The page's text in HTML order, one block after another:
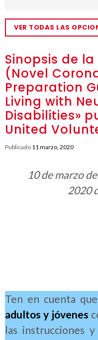
Sinopsis de la
(Novel
Preparation
Living with
Disabilities»
United
Publicado 11 marzo, 2020
10 de marzo
2020
Ten en cuenta
adultos y jóvenes
las instrucciones
VER TODAS LAS